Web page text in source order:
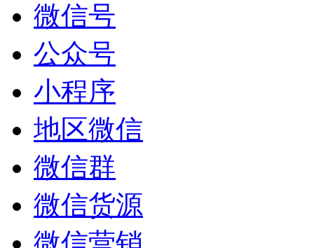
微信号
公众号
小程序
地区微信
微信群
微信货源